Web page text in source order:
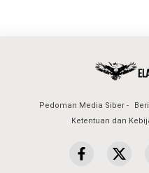
Pedoman Media Siber
Ketentuan dan